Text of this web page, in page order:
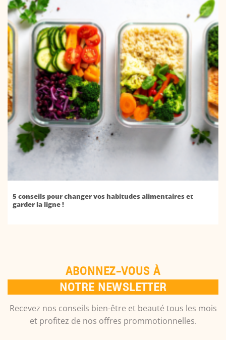
5 conseils pour changer vos habitudes alimentaires et
garder la ligne !
ABONNEZ-VOUS À
NOTRE NEWSLETTER
Recevez nos conseils bien-être et beauté tous les mois
et profitez de nos offres prommotionnelles.